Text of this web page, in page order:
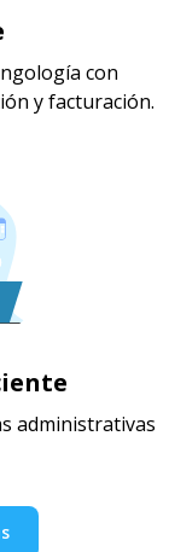
con
y facturación.
administrativas